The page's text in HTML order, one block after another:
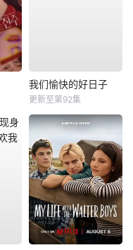
我们愉快的好日子
更新至第92集